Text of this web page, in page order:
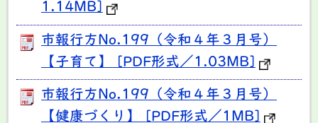
1.14MB]
市報行方No.199（令和４年３月号）
【子育て】 [PDF形式／1.03MB]
市報行方No.199（令和４年３月号）
【健康づくり】 [PDF形式／1MB]